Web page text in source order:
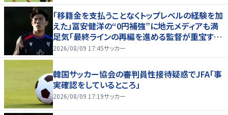
「移籍金を支払うことなくトップレベルの経験を加
えた」冨安健洋の“0円補強”に地元メディアも満
足気「最終ラインの再編を進める監督が重宝する
柔軟性を備えている」
2026/08/09 17:45サッカー
韓国サッカー協会の審判員性接待疑惑でJFA「事
実確認をしているところ」
2026/08/09 17:19サッカー